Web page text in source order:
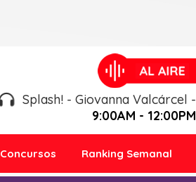
Splash! - Giovanna Valcárcel -
9:00AM - 12:00PM
Concursos Ranking Semanal